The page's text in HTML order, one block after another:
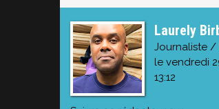
Laurely
Journaliste /
le vendredi
13:12